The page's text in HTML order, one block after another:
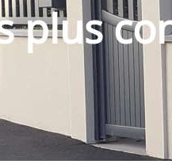
plus